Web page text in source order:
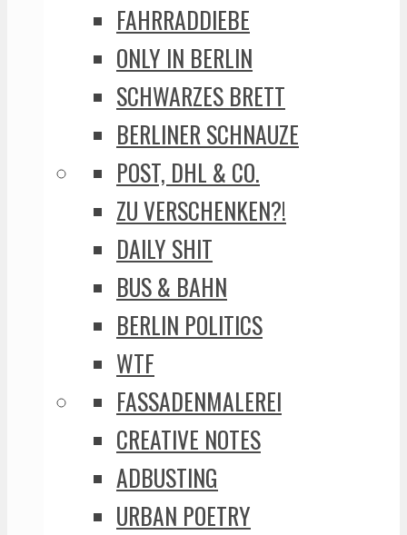
FAHRRADDIEBE
ONLY IN BERLIN
SCHWARZES BRETT
BERLINER SCHNAUZE
POST, DHL & CO.
ZU VERSCHENKEN?!
DAILY SHIT
BUS & BAHN
BERLIN POLITICS
WTF
FASSADENMALEREI
CREATIVE NOTES
ADBUSTING
URBAN POETRY